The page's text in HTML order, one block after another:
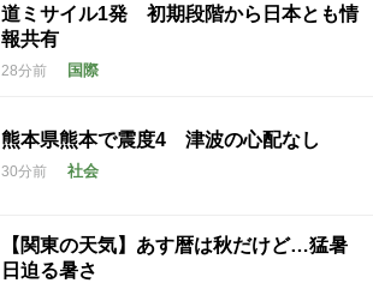
道ミサイル1発 初期段階から日本とも情
報共有
28分前 国際
熊本県熊本で震度4 津波の心配なし
30分前 社会
【関東の天気】あす暦は秋だけど…猛暑
日迫る暑さ